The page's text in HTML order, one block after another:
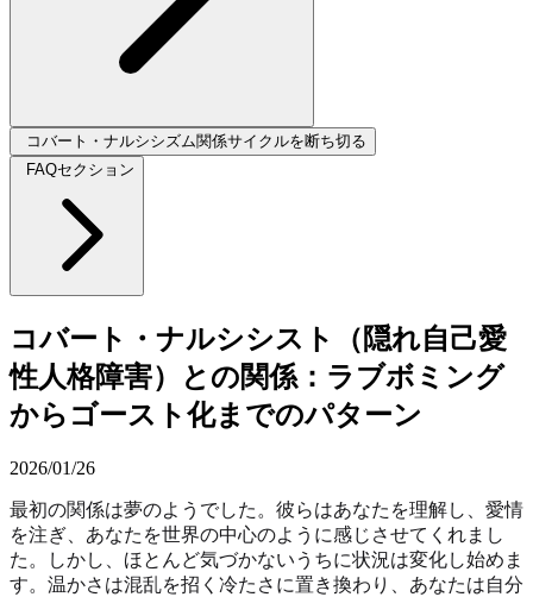
コバート・ナルシシズム関係サイクルを断ち切る
FAQセクション
コバート・ナルシシスト（隠れ自己愛
性人格障害）との関係：ラブボミング
からゴースト化までのパターン
2026/01/26
最初の関係は夢のようでした。彼らはあなたを理解し、愛情
を注ぎ、あなたを世界の中心のように感じさせてくれまし
た。しかし、ほとんど気づかないうちに状況は変化し始めま
す。温かさは混乱を招く冷たさに置き換わり、あなたは自分